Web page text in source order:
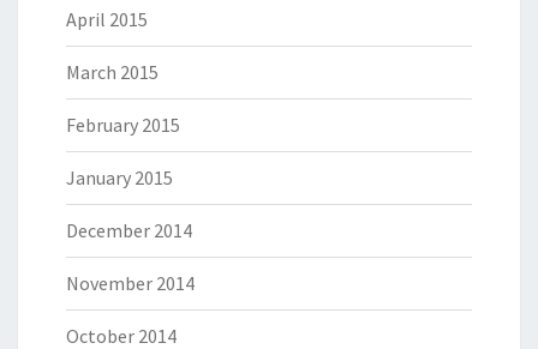
April 2015
March 2015
February 2015
January 2015
December 2014
November 2014
October 2014